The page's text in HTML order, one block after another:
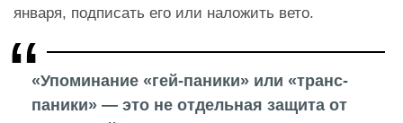
января, подписать его или наложить вето.
«Упоминание «гей-паники» или «транс-
паники» — это не отдельная защита от